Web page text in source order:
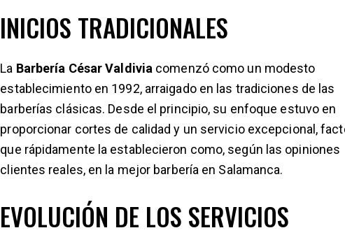
INICIOS TRADICIONALES
La Barbería César Valdivia comenzó como un modesto
establecimiento en 1992, arraigado en las tradiciones de las
barberías clásicas. Desde el principio, su enfoque estuvo en
proporcionar cortes de calidad y un servicio excepcional,
que rápidamente la establecieron como, según las opiniones
clientes reales, en la mejor barbería en Salamanca.
EVOLUCIÓN DE LOS SERVICIOS